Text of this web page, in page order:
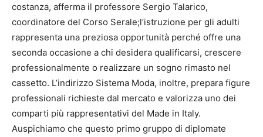
costanza, afferma il professore Sergio Talarico,
coordinatore del Corso Serale;l’istruzione per gli adulti
rappresenta una preziosa opportunità perché offre una
seconda occasione a chi desidera qualificarsi, crescere
professionalmente o realizzare un sogno rimasto nel
cassetto. L’indirizzo Sistema Moda, inoltre, prepara figure
professionali richieste dal mercato e valorizza uno dei
comparti più rappresentativi del Made in Italy.
Auspichiamo che questo primo gruppo di diplomate